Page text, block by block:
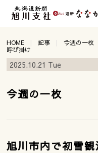
HOME 記事 今週の一枚
呼び掛け
2025.10.21 Tue
今週の一枚
旭川市内で初雪